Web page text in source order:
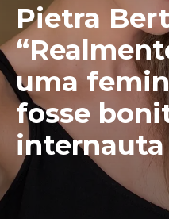
Pietra
uma
fosse
internauta